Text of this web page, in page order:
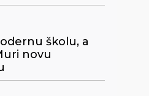
školu, a
novu